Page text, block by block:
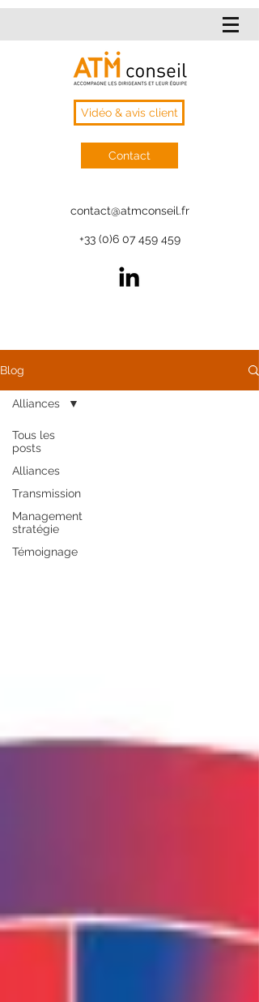
Vidéo & avis client
Contact
contact@atmconseil.fr
+33 (0)6 07 459 459
Blog
Tous les
posts
Alliances
Transmission
Management
stratégie
Témoignage
Alliances